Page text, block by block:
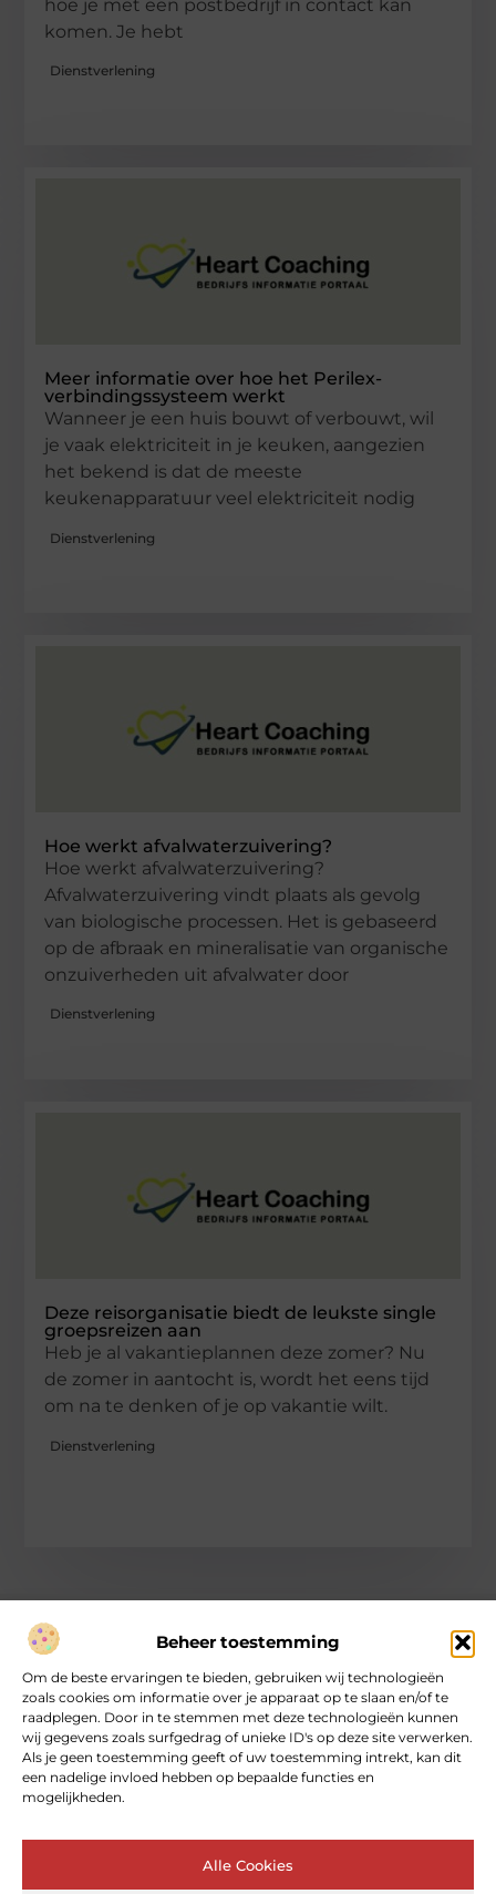
Beheer toestemming
Om de beste ervaringen te bieden, gebruiken wij technologieën
zoals cookies om informatie over je apparaat op te slaan en/of te
raadplegen. Door in te stemmen met deze technologieën kunnen
wij gegevens zoals surfgedrag of unieke ID's op deze site verwerken.
Als je geen toestemming geeft of uw toestemming intrekt, kan dit
een nadelige invloed hebben op bepaalde functies en
mogelijkheden.
Alle Cookies
hoe je met een postbedrijf in contact kan
komen. Je hebt
Dienstverlening
Meer informatie over hoe het Perilex-
verbindingssysteem werkt
Wanneer je een huis bouwt of verbouwt, wil
je vaak elektriciteit in je keuken, aangezien
het bekend is dat de meeste
keukenapparatuur veel elektriciteit nodig
Dienstverlening
Hoe werkt afvalwaterzuivering?
Hoe werkt afvalwaterzuivering?
Afvalwaterzuivering vindt plaats als gevolg
van biologische processen. Het is gebaseerd
op de afbraak en mineralisatie van organische
onzuiverheden uit afvalwater door
Dienstverlening
Deze reisorganisatie biedt de leukste single
groepsreizen aan
Heb je al vakantieplannen deze zomer? Nu
de zomer in aantocht is, wordt het eens tijd
om na te denken of je op vakantie wilt.
Dienstverlening
Over heartcoaching
Jouw gids voor inspiratie en tips uit het dagelijks leven.
Ontdek een brede verzameling blogs en artikelen die je helpen
om het meeste uit elke dag te halen, met praktische adviezen
en verrassende inzichten.
Bericht categorie